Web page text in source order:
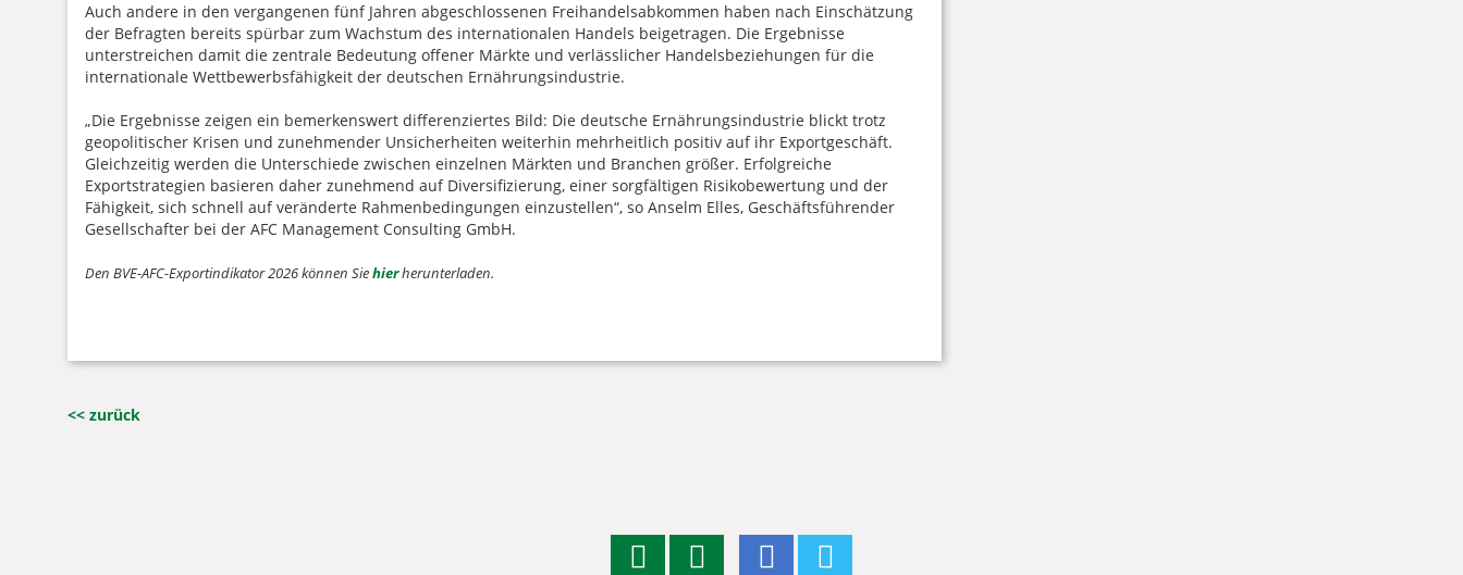
Auch andere in den vergangenen fünf Jahren abgeschlossenen Freihandelsabkommen haben nach Einschätzung
der Befragten bereits spürbar zum Wachstum des internationalen Handels beigetragen. Die Ergebnisse
unterstreichen damit die zentrale Bedeutung offener Märkte und verlässlicher Handelsbeziehungen für die
internationale Wettbewerbsfähigkeit der deutschen Ernährungsindustrie.
„Die Ergebnisse zeigen ein bemerkenswert differenziertes Bild: Die deutsche Ernährungsindustrie blickt trotz
geopolitischer Krisen und zunehmender Unsicherheiten weiterhin mehrheitlich positiv auf ihr Exportgeschäft.
Gleichzeitig werden die Unterschiede zwischen einzelnen Märkten und Branchen größer. Erfolgreiche
Exportstrategien basieren daher zunehmend auf Diversifizierung, einer sorgfältigen Risikobewertung und der
Fähigkeit, sich schnell auf veränderte Rahmenbedingungen einzustellen“, so Anselm Elles, Geschäftsführender
Gesellschafter bei der AFC Management Consulting GmbH.
Den BVE-AFC-Exportindikator 2026 können Siehierherunterladen.
<< zurück